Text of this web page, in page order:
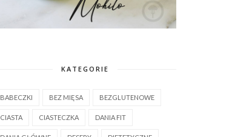
KATEGORIE
BABECZKI BEZ MIĘSA BEZGLUTENOWE
CIASTA CIASTECZKA DANIA FIT